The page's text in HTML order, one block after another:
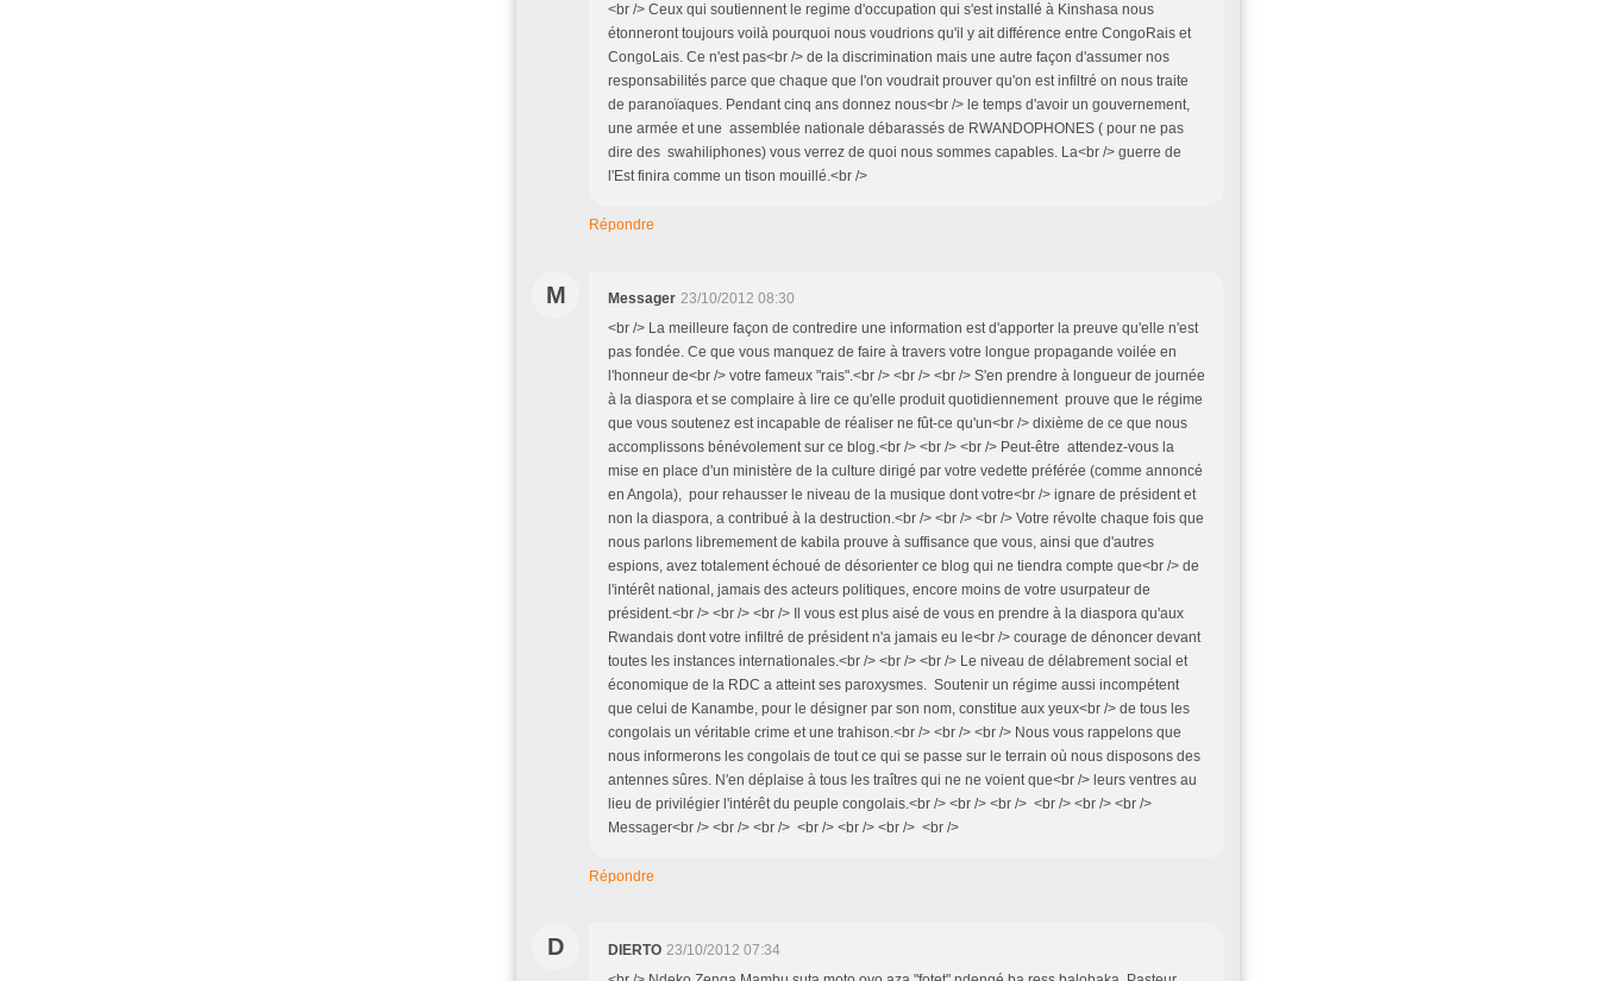
<br /> Ceux qui soutiennent le regime d'occupation qui s'est installé à Kinshasa nous
étonneront toujours voilà pourquoi nous voudrions qu'il y ait différence entre CongoRais et
CongoLais. Ce n'est pas<br /> de la discrimination mais une autre façon d'assumer nos
responsabilités parce que chaque que l'on voudrait prouver qu'on est infiltré on nous traite
de paranoïaques. Pendant cinq ans donnez nous<br /> le temps d'avoir un gouvernement,
une armée et une assemblée nationale débarassés de RWANDOPHONES ( pour ne pas
dire des swahiliphones) vous verrez de quoi nous sommes capables. La<br /> guerre de
l'Est finira comme un tison mouillé.<br />
Répondre
M Messager 23/10/2012 08:30
<br /> La meilleure façon de contredire une information est d'apporter la preuve qu'elle n'est
pas fondée. Ce que vous manquez de faire à travers votre longue propagande voilée en
l'honneur de<br /> votre fameux "rais".<br /> <br /> <br /> S'en prendre à longueur de journée
à la diaspora et se complaire à lire ce qu'elle produit quotidiennement prouve que le régime
que vous soutenez est incapable de réaliser ne fût-ce qu'un<br /> dixième de ce que nous
accomplissons bénévolement sur ce blog.<br /> <br /> <br /> Peut-être attendez-vous la
mise en place d'un ministère de la culture dirigé par votre vedette préférée (comme annoncé
en Angola), pour rehausser le niveau de la musique dont votre<br /> ignare de président et
non la diaspora, a contribué à la destruction.<br /> <br /> <br /> Votre révolte chaque fois que
nous parlons libremement de kabila prouve à suffisance que vous, ainsi que d'autres
espions, avez totalement échoué de désorienter ce blog qui ne tiendra compte que<br /> de
l'intérêt national, jamais des acteurs politiques, encore moins de votre usurpateur de
président.<br /> <br /> <br /> Il vous est plus aisé de vous en prendre à la diaspora qu'aux
Rwandais dont votre infiltré de président n'a jamais eu le<br /> courage de dénoncer devant
toutes les instances internationales.<br /> <br /> <br /> Le niveau de délabrement social et
économique de la RDC a atteint ses paroxysmes. Soutenir un régime aussi incompétent
que celui de Kanambe, pour le désigner par son nom, constitue aux yeux<br /> de tous les
congolais un véritable crime et une trahison.<br /> <br /> <br /> Nous vous rappelons que
nous informerons les congolais de tout ce qui se passe sur le terrain où nous disposons des
antennes sûres. N'en déplaise à tous les traîtres qui ne ne voient que<br /> leurs ventres au
lieu de privilégier l'intérêt du peuple congolais.<br /> <br /> <br /> <br /> <br /> <br />
Messager<br /> <br /> <br /> <br /> <br /> <br /> <br />
Répondre
D DIERTO 23/10/2012 07:34